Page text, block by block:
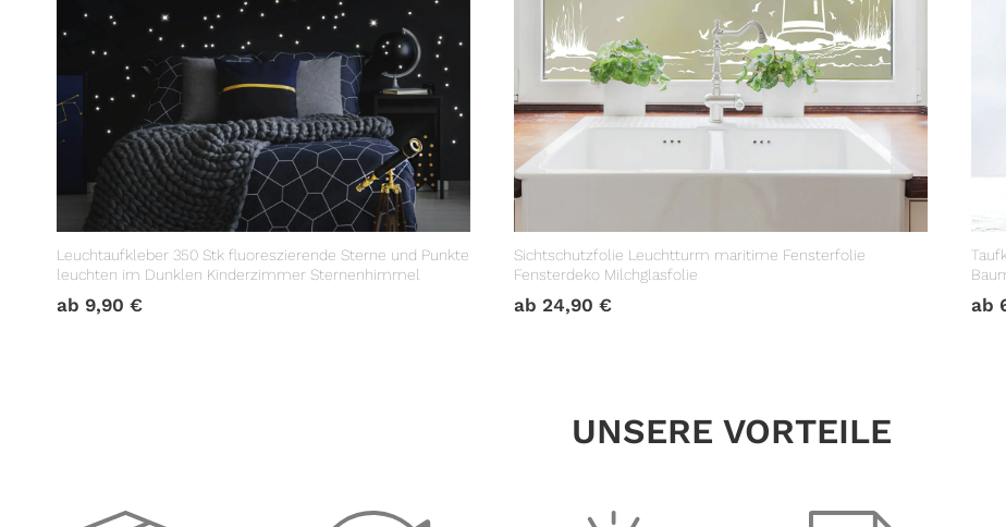
Leuchtaufkleber 350 Stk fluoreszierende Sterne und Punkte
leuchten im Dunklen Kinderzimmer Sternenhimmel
ab 9,90 €
Sichtschutzfolie Leuchtturm maritime Fensterfolie
Fensterdeko Milchglasfolie
ab 24,90 € ab
UNSERE VORTEILE